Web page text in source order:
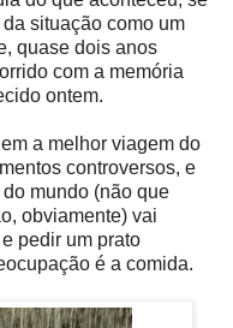
situação como um
quase dois anos
com a memória
ontem.
a melhor viagem do
controversos, e
mundo (não que
obviamente) vai
pedir um prato
é a comida.